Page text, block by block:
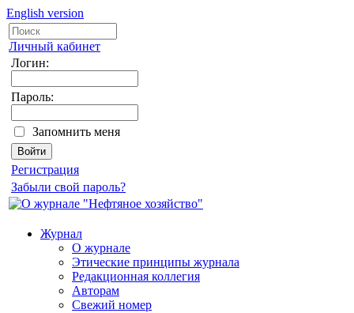
English version
Личный кабинет
Логин:
Пароль:
Запомнить меня
Регистрация
Забыли свой пароль?
Журнал
О журнале
Этические принципы журнала
Редакционная коллегия
Авторам
Свежий номер